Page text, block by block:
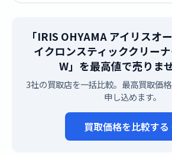
「IRIS OHYAMA アイリスオ
イクロンスティッククリー
W」を最高値で売りま
3社の買取店を一括比較。最高買取価
申し込めます。
買取価格を比較す